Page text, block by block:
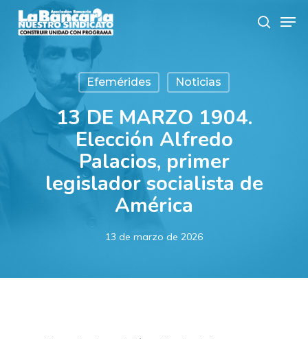
main
search
Efemérides Noticias
13 DE MARZO 1904.
Elección Alfredo
Palacios, primer
legislador socialista de
América
13 de marzo de 2026